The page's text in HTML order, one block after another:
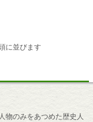
に並びます
物のみをあつめた歴史人